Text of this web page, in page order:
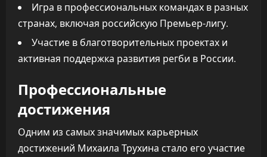
Игра в профессиональных командах в разных
странах, включая российскую Премьер-лигу.
Участие в благотворительных проектах и
активная поддержка развития регби в России.
Профессиональные
достижения
Одним из самых значимых карьерных
достижений Михаила Трухина стало его участие